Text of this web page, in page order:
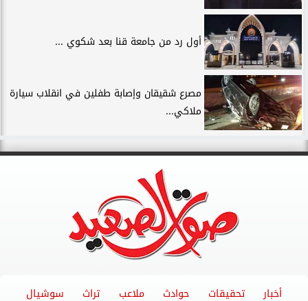
أول رد من جامعة قنا بعد شكوي ...
مصرع شقيقان وإصابة طفلين في انقلاب سيارة
ملاكي...
أخبار تحقيقات حوادث ملاعب تراث سوشيال